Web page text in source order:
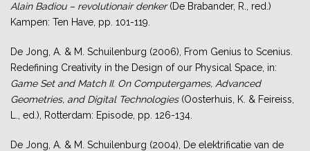
Alain Badiou – revolutionair denker(De Brabander, R., red.)
Kampen: Ten Have, pp. 101-119.
De Jong, A. & M. Schuilenburg (2006), From Genius to Scenius.
Redefining Creativity in the Design of our Physical Space, in:
Game Set and Match II. On Computergames, Advanced
Geometries, and Digital Technologies(Oosterhuis, K. & Feireiss,
L., ed.), Rotterdam: Episode, pp. 126-134.
De Jong, A. & M. Schuilenburg (2004), De elektrificatie van de